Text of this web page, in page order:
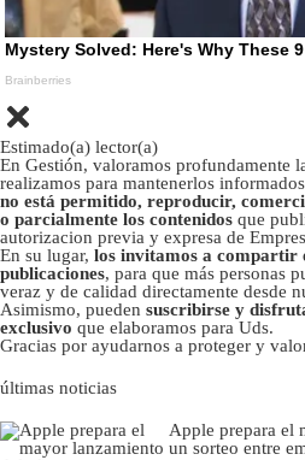
Estimado(a) lector(a)
En Gestión, valoramos profundamente
realizamos para mantenerlos
no está permitido, reproducir,
o parcialmente los contenidos que
autorizacion previa y expresa de
En su lugar, los invitamos a compartir
publicaciones, para que más personas
veraz y de calidad directamente desde
Asimismo, pueden suscribirse y
exclusivo que elaboramos para Uds.
Gracias por ayudarnos a proteger y
últimas noticias
Apple prepara el
un sorteo entre